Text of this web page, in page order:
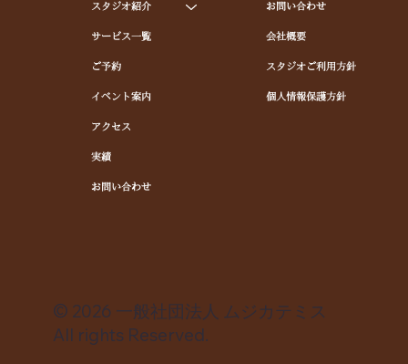
© 2026 一般社団法人 ムジカテミス
All rights Reserved.
お問い合わせ
会社概要
スタジオご利用方針
個人情報保護方針
スタジオ紹介
サービス一覧
ご予約
イベント案内
アクセス
実績
お問い合わせ